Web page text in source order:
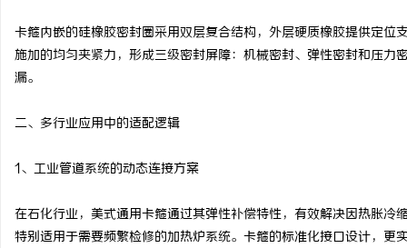
卡箍内嵌的硅橡胶密封圈采用双层复合结构，外层硬质橡胶提供定
施加的均匀夹紧力，形成三级密封屏障：机械密封、弹性密封和压
漏。
二、多行业应用中的适配逻辑
1、工业管道系统的动态连接方案
在石化行业，美式通用卡箍通过其弹性补偿特性，有效解决因热胀
特别适用于需要频繁检修的加热炉系统。卡箍的标准化接口设计，更
法律困境